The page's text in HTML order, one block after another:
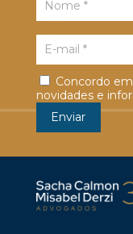
Concordo
novidades e